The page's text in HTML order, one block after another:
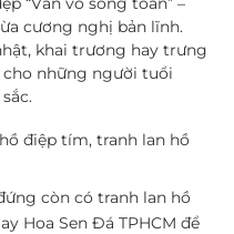
cương nghị bản lĩnh.
khai trương hay trưng
những người tuổi
điệp tím, tranh lan hồ
còn có tranh lan hồ
Hoa Sen Đá TPHCM để